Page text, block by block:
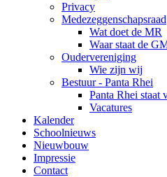
Privacy
Medezeggenschapsraad
Wat doet de MR
Waar staat de
Oudervereniging
Wie zijn wij
Bestuur - Panta Rhei
Panta Rhei staat
Vacatures
Kalender
Schoolnieuws
Nieuwbouw
Impressie
Contact